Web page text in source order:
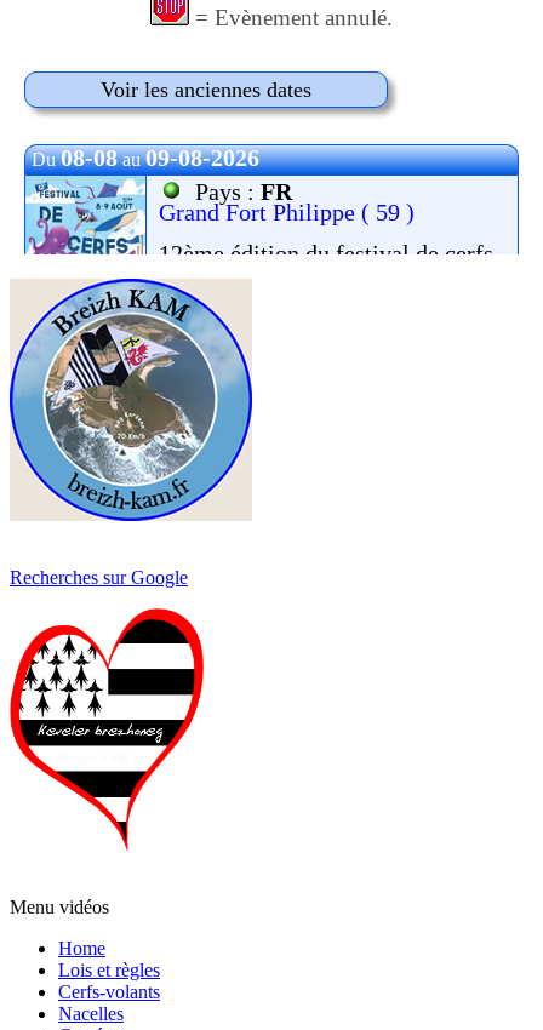
Recherches sur Google
Menu vidéos
Home
Lois et règles
Cerfs-volants
Nacelles